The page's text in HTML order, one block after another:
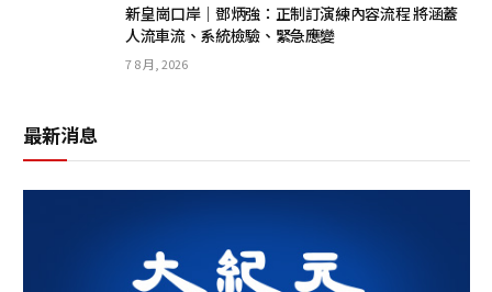
新皇崗口岸｜鄧炳強：正制訂演練內容流程 將涵蓋
人流車流、系統檢驗、緊急應變
7 8 月, 2026
最新消息